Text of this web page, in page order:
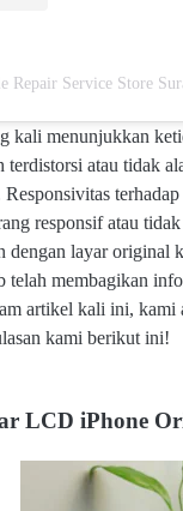
Repair Service Store
menunjukkan
atau tidak
responsif atau
dengan layar original
telah membagikan
artikel kali ini, kami
kami berikut ini!
LCD iPhone